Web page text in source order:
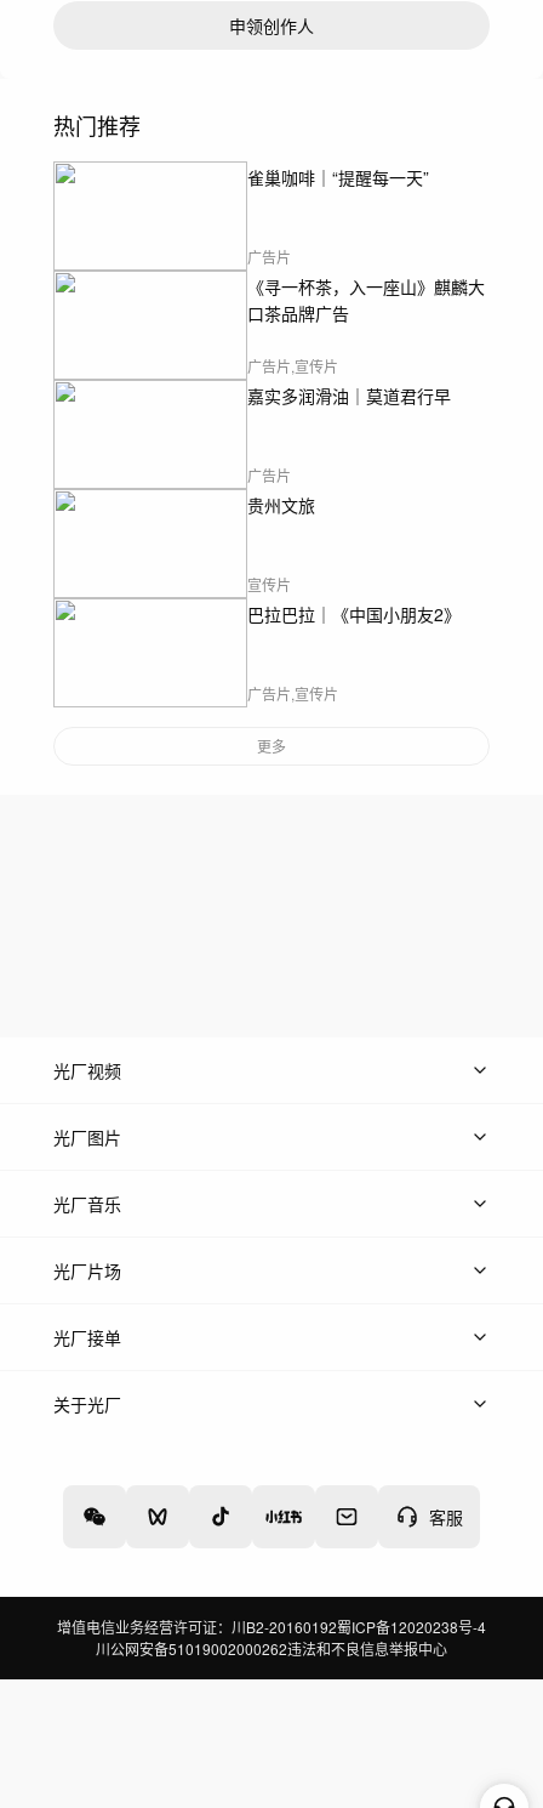
申领创作人
热门推荐
雀巢咖啡｜“提醒每一天”
广告片
《寻一杯茶，入一座山》麒麟大
口茶品牌广告
广告片,宣传片
嘉实多润滑油｜莫道君行早
广告片
贵州文旅
宣传片
巴拉巴拉｜《中国小朋友2》
广告片,宣传片
更多
客服
光厂视频
上传视频
光厂图片
上传图片
光厂音乐
热门音乐
光厂片场
上传案例
光厂接单
上架服务
关于光厂
增值电信业务经营许可证：川B2-20160192蜀ICP备12020238号-4
川公网安备51019002000262违法和不良信息举报中心